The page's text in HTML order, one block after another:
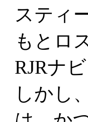
スティ
もとロ
RJRナ
しかし